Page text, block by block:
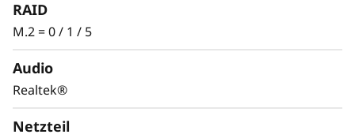
beschreitet neue Wege, indem sie KI-
in einem Gehäuse mit einem Gesamtvolumen
RAID
M.2 = 0 / 1 / 5
Audio
Realtek®
Netzteil